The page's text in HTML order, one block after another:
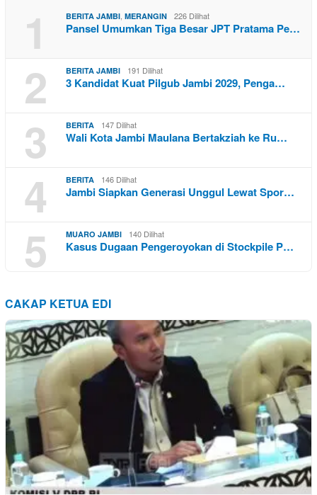
1 BERITA JAMBI, MERANGIN 226 Dilihat
Pansel Umumkan Tiga Besar JPT Pratama Pe…
2 BERITA JAMBI 191 Dilihat
3 Kandidat Kuat Pilgub Jambi 2029, Penga…
3 BERITA 147 Dilihat
Wali Kota Jambi Maulana Bertakziah ke Ru…
4 BERITA 146 Dilihat
Jambi Siapkan Generasi Unggul Lewat Spor…
5 MUARO JAMBI 140 Dilihat
Kasus Dugaan Pengeroyokan di Stockpile P…
CAKAP KETUA EDI